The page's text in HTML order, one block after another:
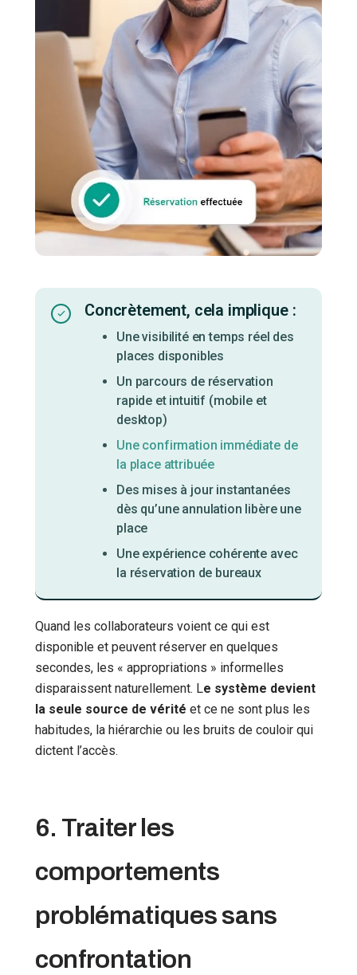
Concrètement, cela implique :
Une visibilité en temps réel des
places disponibles
Un parcours de réservation
rapide et intuitif (mobile et
desktop)
Une confirmation immédiate de
la place attribuée
Des mises à jour instantanées
dès qu’une annulation libère une
place
Une expérience cohérente avec
la réservation de bureaux
Quand les collaborateurs voient ce qui est
disponible et peuvent réserver en quelques
secondes, les « appropriations » informelles
disparaissent naturellement. Le système devient
la seule source de vérité et ce ne sont plus les
habitudes, la hiérarchie ou les bruits de couloir qui
dictent l’accès.
6. Traiter les
comportements
problématiques sans
confrontation